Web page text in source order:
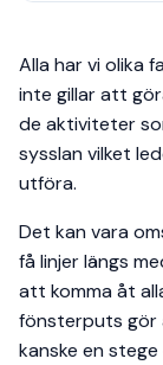
Alla har vi olika
inte gillar att
de aktiviteter
sysslan vilket
utföra.
Det kan vara
få linjer längs
att komma åt
fönsterputs gör
kanske en